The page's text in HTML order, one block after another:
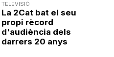
TELEVISIÓ
La 2Cat bat el seu
propi rècord
d'audiència dels
darrers 20 anys